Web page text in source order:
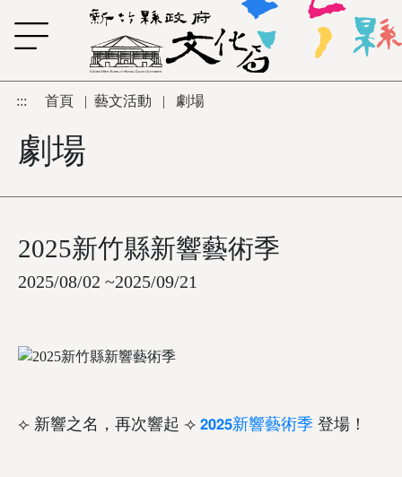
跳到主要內容區塊
::: 首頁 | 藝文活動 | 劇場
劇場
2025新竹縣新響藝術季
2025/08/02 ~2025/09/21
⟣ 新響之名，再次響起 ⟢ 𝟮𝟬𝟮𝟱新響藝術季 登場！